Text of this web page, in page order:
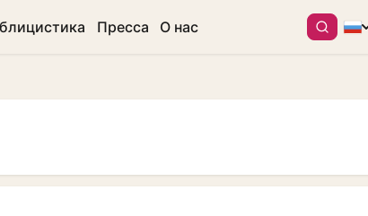
Пресса О нас